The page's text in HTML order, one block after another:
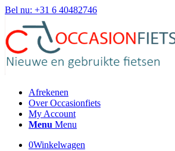
Bel nu: +31 6 40482746
Afrekenen
Over Occasionfiets
My Account
Menu Menu
0Winkelwagen